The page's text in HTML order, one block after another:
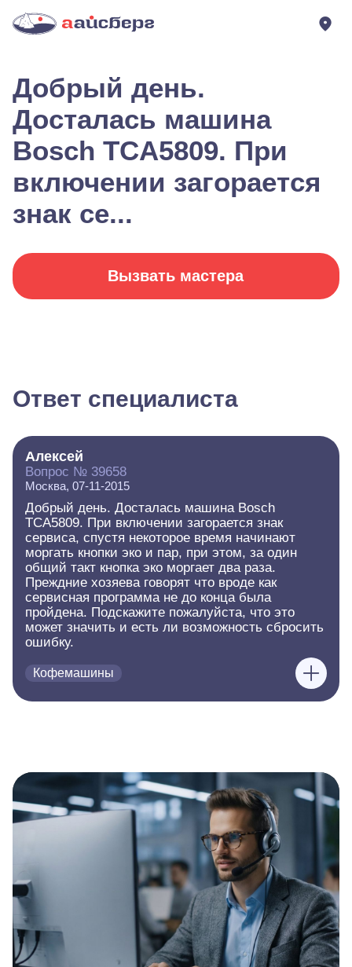
Добрый день.
Досталась машина
Bosch TCA5809. При
включении загорается
знак се...
Вызвать мастера
Ответ специалиста
Алексей
Вопрос № 39658
Москва, 07-11-2015
Добрый день. Досталась машина Bosch
TCA5809. При включении загорается знак
сервиса, спустя некоторое время начинают
моргать кнопки эко и пар, при этом, за один
общий такт кнопка эко моргает два раза.
Преждние хозяева говорят что вроде как
сервисная программа не до конца была
пройдена. Подскажите пожалуйста, что это
может значить и есть ли возможность сбросить
ошибку.
Кофемашины